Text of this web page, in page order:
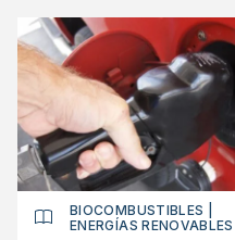
BIOCOMBUSTIBLES
ENERGÍAS RENOVABLES